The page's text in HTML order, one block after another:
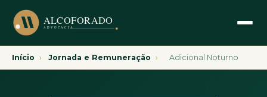
Início › Jornada e Remuneração › Adicional Noturno